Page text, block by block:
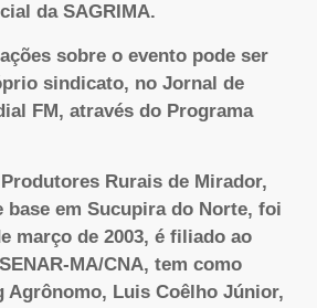
da SAGRIMA.
sobre o evento pode ser
sindicato, no Jornal de
FM, através do Programa
Rurais de Mirador,
base em Sucupira do Norte, foi
março de 2003, é filiado ao
MA/CNA, tem como
Agrônomo, Luis Coêlho Júnior,